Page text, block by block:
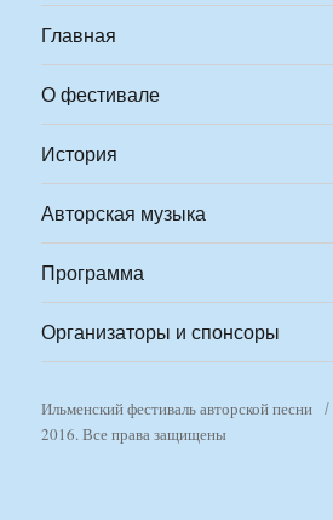
Главная
О фестивале
История
Авторская музыка
Программа
Организаторы и спонсоры
Ильменский фестиваль авторской песни
2016. Все права защищены